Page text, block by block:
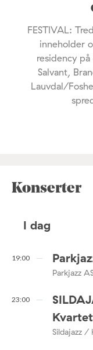
FESTIVAL:
inneholder
residency
Salvant,
Lauvdal/
Konserter
I dag
19:00
Parkjazz
23:00
Sildajazz /